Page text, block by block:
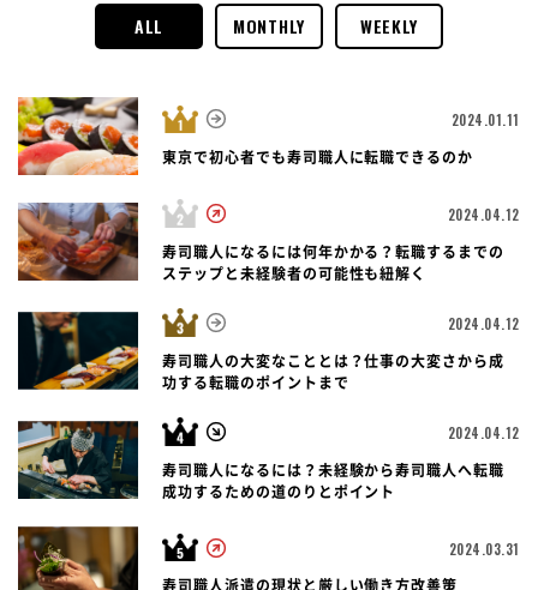
ALL MONTHLY WEEKLY
2024.01.11
東京で初心者でも寿司職人に転職できるのか
2024.04.12
寿司職人になるには何年かかる？転職するまでの
ステップと未経験者の可能性も紐解く
2024.04.12
寿司職人の大変なこととは？仕事の大変さから成
功する転職のポイントまで
2024.04.12
寿司職人になるには？未経験から寿司職人へ転職
成功するための道のりとポイント
2024.03.31
寿司職人派遣の現状と厳しい働き方改善策